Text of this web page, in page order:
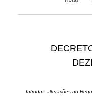
Introduz alterações no